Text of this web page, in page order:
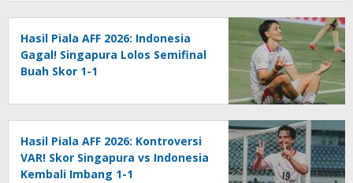
Hasil Piala AFF 2026: Indonesia
Gagal! Singapura Lolos Semifinal
Buah Skor 1-1
Hasil Piala AFF 2026: Kontroversi
VAR! Skor Singapura vs Indonesia
Kembali Imbang 1-1